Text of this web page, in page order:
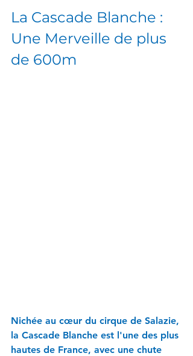
La Cascade Blanche :
Une Merveille de plus
de 600m
Nichée au cœur du cirque de Salazie,
la Cascade Blanche est l'une des plus
hautes de France, avec une chute